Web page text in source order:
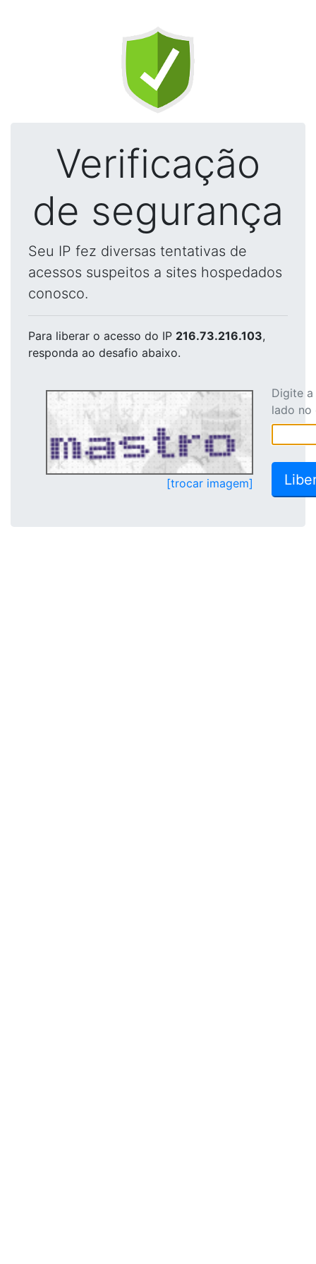
Verificação
de segurança
Seu IP fez diversas tentativas de
acessos suspeitos a sites hospedados
conosco.
Para liberar o acesso do IP 216.73.216.103,
responda ao desafio abaixo.
[trocar imagem]
Digite
lado no